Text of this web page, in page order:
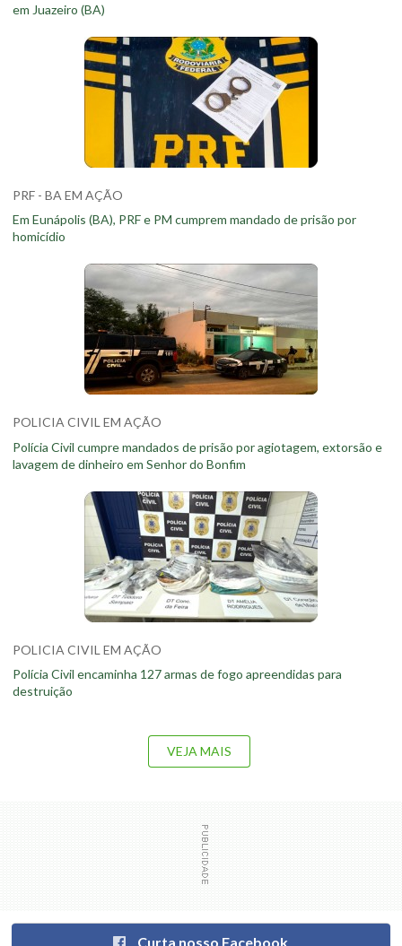
em Juazeiro (BA)
PRF - BA EM AÇÃO
Em Eunápolis (BA), PRF e PM cumprem mandado de prisão por
homicídio
POLICIA CIVIL EM AÇÃO
Polícia Civil cumpre mandados de prisão por agiotagem, extorsão e
lavagem de dinheiro em Senhor do Bonfim
POLICIA CIVIL EM AÇÃO
Polícia Civil encaminha 127 armas de fogo apreendidas para
destruição
VEJA MAIS
Curta nosso Facebook